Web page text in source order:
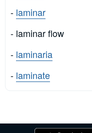
- laminar
- laminar flow
- laminaria
- laminate